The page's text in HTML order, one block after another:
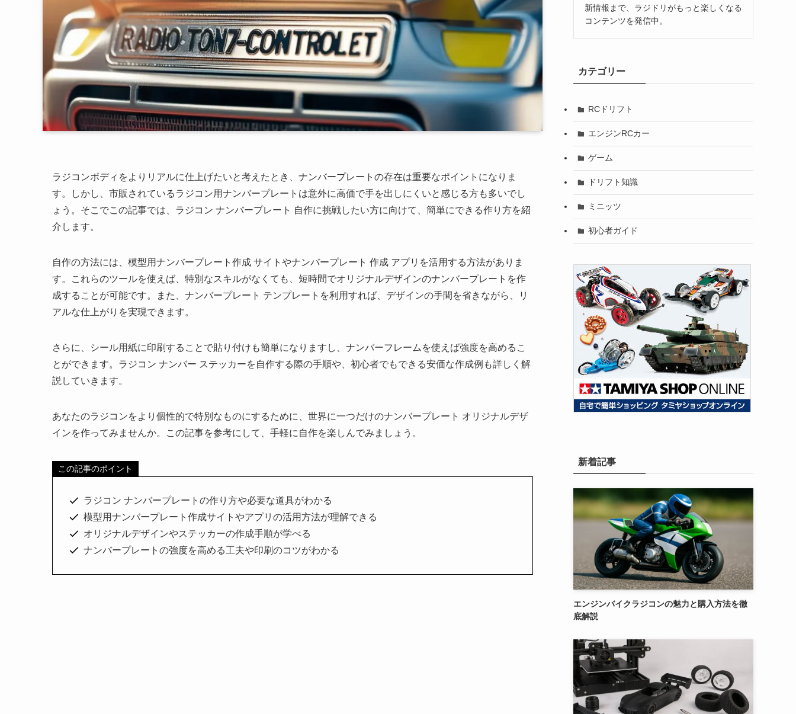
ラジコンボディをよりリアルに仕上げたいと考えたとき、ナンバープレートの存在は重要なポイントになりま
す。しかし、市販されているラジコン用ナンバープレートは意外に高価で手を出しにくいと感じる方も多いでし
ょう。そこでこの記事では、ラジコン ナンバープレート 自作に挑戦したい方に向けて、簡単にできる作り方を紹
介します。
自作の方法には、模型用ナンバープレート作成 サイトやナンバープレート 作成 アプリを活用する方法がありま
す。これらのツールを使えば、特別なスキルがなくても、短時間でオリジナルデザインのナンバープレートを作
成することが可能です。また、ナンバープレート テンプレートを利用すれば、デザインの手間を省きながら、リ
アルな仕上がりを実現できます。
さらに、シール用紙に印刷することで貼り付けも簡単になりますし、ナンバーフレームを使えば強度を高めるこ
とができます。ラジコン ナンバー ステッカーを自作する際の手順や、初心者でもできる安価な作成例も詳しく解
説していきます。
あなたのラジコンをより個性的で特別なものにするために、世界に一つだけのナンバープレート オリジナルデザ
インを作ってみませんか。この記事を参考にして、手軽に自作を楽しんでみましょう。
この記事のポイント
ラジコン ナンバープレートの作り方や必要な道具がわかる
模型用ナンバープレート作成サイトやアプリの活用方法が理解できる
オリジナルデザインやステッカーの作成手順が学べる
ナンバープレートの強度を高める工夫や印刷のコツがわかる
新情報まで、ラジドリがもっと楽しくなる
コンテンツを発信中。
カテゴリー
RCドリフト
エンジンRCカー
ゲーム
ドリフト知識
ミニッツ
初心者ガイド
新着記事
エンジンバイクラジコンの魅力と購入方法を徹
底解説